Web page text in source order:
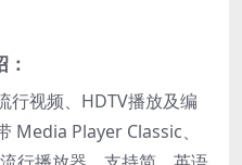
行视频、HDTV播放及编
Media Player Classic、